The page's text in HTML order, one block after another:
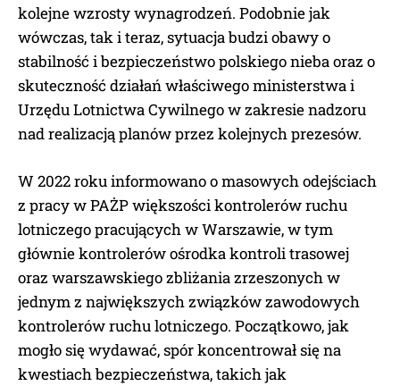
kolejne wzrosty wynagrodzeń. Podobnie jak
wówczas, tak i teraz, sytuacja budzi obawy o
stabilność i bezpieczeństwo polskiego nieba oraz o
skuteczność działań właściwego ministerstwa i
Urzędu Lotnictwa Cywilnego w zakresie nadzoru
nad realizacją planów przez kolejnych prezesów.
W 2022 roku informowano o masowych odejściach
z pracy w PAŻP większości kontrolerów ruchu
lotniczego pracujących w Warszawie, w tym
głównie kontrolerów ośrodka kontroli trasowej
oraz warszawskiego zbliżania zrzeszonych w
jednym z największych związków zawodowych
kontrolerów ruchu lotniczego. Początkowo, jak
mogło się wydawać, spór koncentrował się na
kwestiach bezpieczeństwa, takich jak